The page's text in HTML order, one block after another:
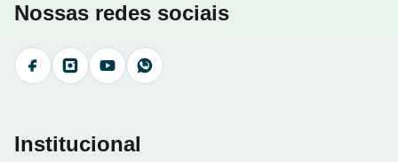
Nossas redes sociais
FacebookInstagramYouTubeWhatsApp
Institucional